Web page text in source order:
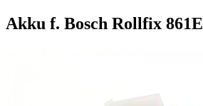
Akku f. Bosch Rollfix 861E